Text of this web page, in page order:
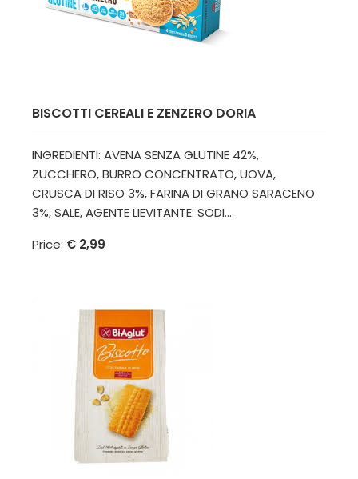
BISCOTTI CEREALI E ZENZERO DORIA
INGREDIENTI: AVENA SENZA GLUTINE 42%,
ZUCCHERO, BURRO CONCENTRATO, UOVA,
CRUSCA DI RISO 3%, FARINA DI GRANO SARACENO
3%, SALE, AGENTE LIEVITANTE: SODI...
Price: € 2,99